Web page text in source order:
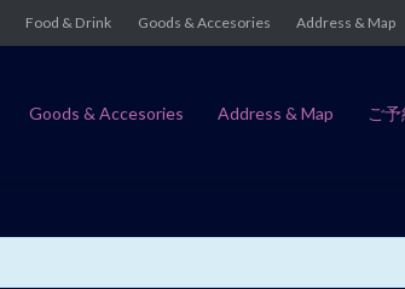
Food & Drink Goods & Accesories Address & Map
Goods & Accesories Address & Map ご予